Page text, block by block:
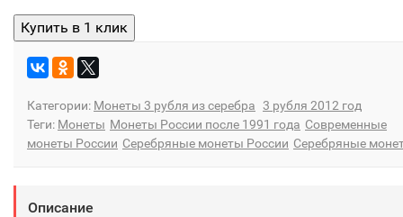
Категории: Монеты 3 рубля из серебра 3 рубля 2012 год
Теги: Монеты Монеты России после 1991 года Современные
монеты России Серебряные монеты России Серебряные
Описание